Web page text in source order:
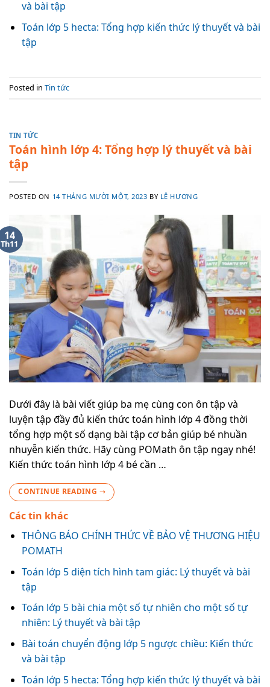
và bài tập
Toán lớp 5 hecta: Tổng hợp kiến thức lý thuyết và bài
tập
Posted in Tin tức
TIN TỨC
Toán hình lớp 4: Tổng hợp lý thuyết và bài
tập
POSTED ON 14 THÁNG MƯỜI MỘT, 2023 BY LÊ HƯƠNG
14
Th11
Dưới đây là bài viết giúp ba mẹ cùng con ôn tập và
luyện tập đầy đủ kiến thức toán hình lớp 4 đồng thời
tổng hợp một số dạng bài tập cơ bản giúp bé nhuần
nhuyễn kiến thức. Hãy cùng POMath ôn tập ngay nhé!
Kiến thức toán hình lớp 4 bé cần …
CONTINUE READING →
Các tin khác
THÔNG BÁO CHÍNH THỨC VỀ BẢO VỆ THƯƠNG HIỆU
POMATH
Toán lớp 5 diện tích hình tam giác: Lý thuyết và bài
tập
Toán lớp 5 bài chia một số tự nhiên cho một số tự
nhiên: Lý thuyết và bài tập
Bài toán chuyển động lớp 5 ngược chiều: Kiến thức
và bài tập
Toán lớp 5 hecta: Tổng hợp kiến thức lý thuyết và bài